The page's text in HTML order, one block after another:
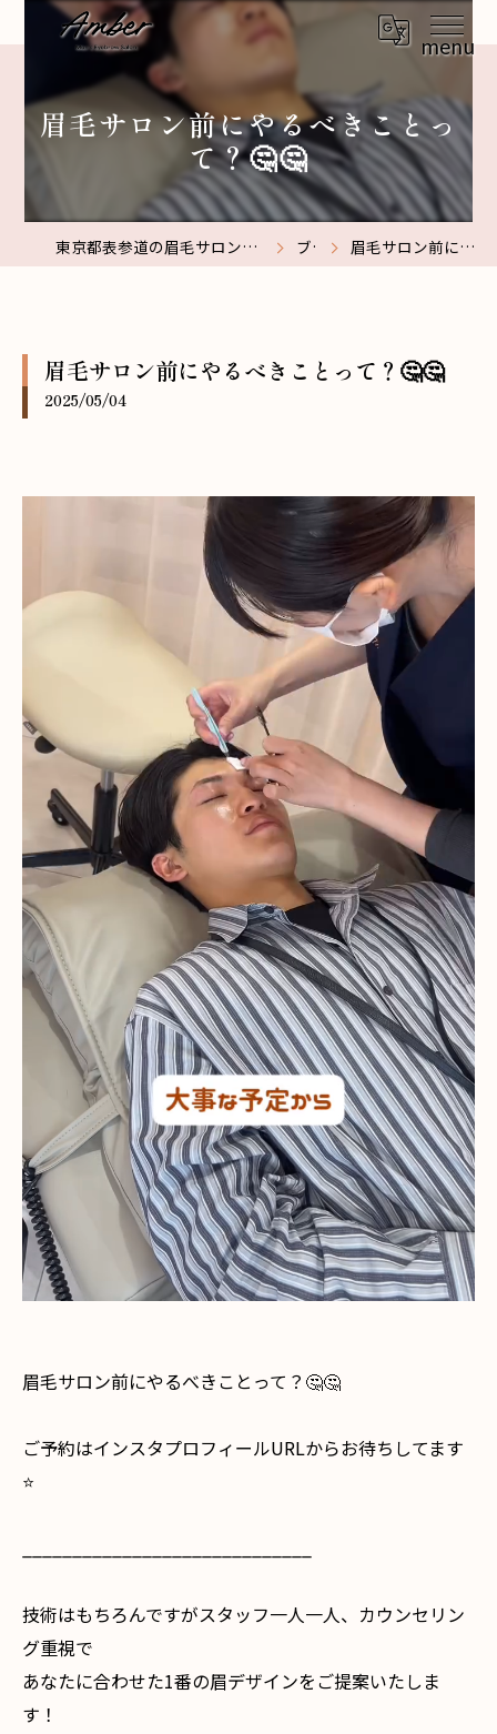
眉毛サロン前にやるべきことっ
て？🤔🤔
東京都表参道の眉毛サロンなら【メンズ眉毛サロン】Amber表参道 ブログ 眉毛サロン前にやるべきことって？🤔🤔
眉毛サロン前にやるべきことって？🤔🤔
2025/05/04
眉毛サロン前にやるべきことって？🤔🤔
ご予約はインスタプロフィールURLからお待ちしてます
⭐️
技術はもちろんですがスタッフ一人一人、カウンセリン
グ重視で
あなたに合わせた1番の眉デザインをご提案いたしま
す！